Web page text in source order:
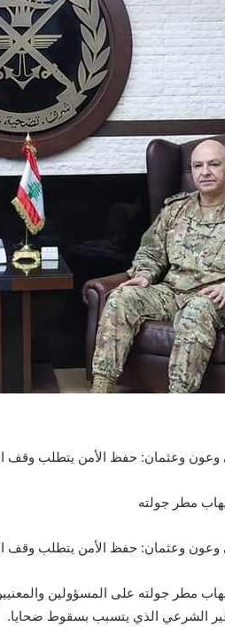
وعون وعثمان: حفظ الأمن يتطلب وقف
مطر جولته
وعون وعثمان: حفظ الأمن يتطلب وقف
مطر جولته على المسؤولين
الشرعي الذي يتسبب بسقوط ضحايا.